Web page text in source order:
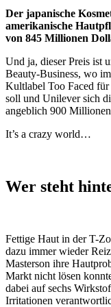
Der japanische
amerikanische
von 845 Millionen
Und ja, dieser Preis ist
Beauty-Business, wo
Kultlabel Too Faced
soll und Unilever sich
angeblich 900
It’s a crazy world…
Wer steht
Fettige Haut in der T-
dazu immer wieder
Masterson ihre
Markt nicht lösen
dabei auf sechs
Irritationen